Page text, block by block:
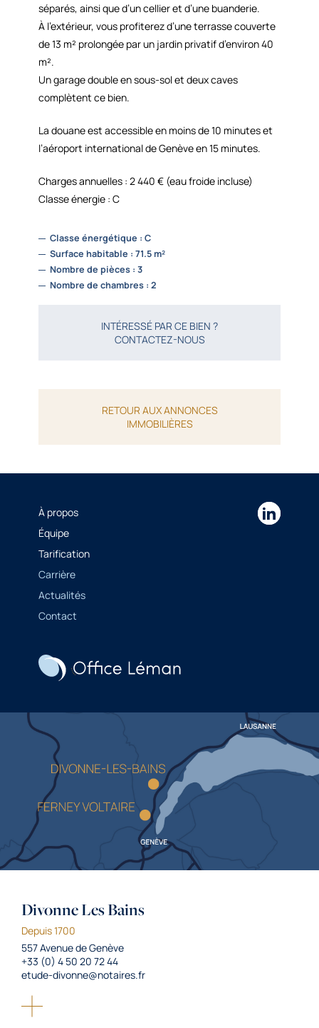
séparés, ainsi que d’un cellier et d’une buanderie.
À l’extérieur, vous profiterez d’une terrasse couverte
de 13 m² prolongée par un jardin privatif d’environ 40
m².
Un garage double en sous-sol et deux caves
complètent ce bien.
La douane est accessible en moins de 10 minutes et
l’aéroport international de Genève en 15 minutes.
Charges annuelles : 2 440 € (eau froide incluse)
Classe énergie : C
Classe énergétique : C
Surface habitable : 71.5 m²
Nombre de pièces : 3
Nombre de chambres : 2
INTÉRESSÉ PAR CE BIEN ?
CONTACTEZ-NOUS
RETOUR AUX ANNONCES
IMMOBILIÈRES
À propos
Équipe
Tarification
Carrière
Actualités
Contact
Divonne Les Bains
Depuis 1700
557 Avenue de Genève
+33 (0) 4 50 20 72 44
etude-divonne@notaires.fr